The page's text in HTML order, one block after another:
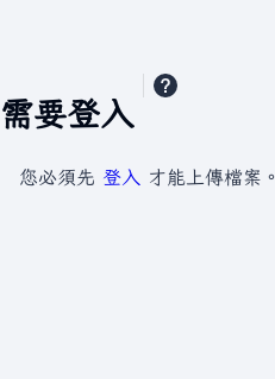
需要登入
您必須先 登入 才能上傳檔案。